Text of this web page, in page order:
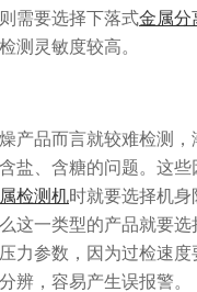
需要选择下落式金属分
测灵敏度较高。
产品而言就较难检测
盐、含糖的问题。这
检测机时就要选择机身
这一类型的产品就要选
力参数，因为过检速
辨，容易产生误报警。